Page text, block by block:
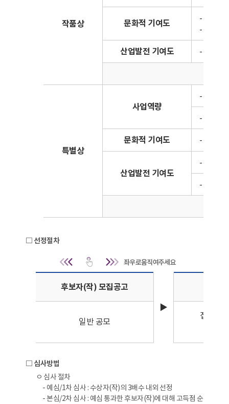
작품상 문화적 기여도
- 국내외
- (흥행
산업발전 기여도 - 국내외
특별상
사업역량
- 기획,
- 신규
문화적 기여도 - 기획한
산업발전 기여도
- 산업
- 산업
□ 선정절차
선정절차 | 선정절
후보자(작) 모집공고
▶
일반 공모
접수자(
□ 심사방법
ㅇ 심사 절차
- 예심/1차 심사 : 수상자(작)의 3배수 내외 선정
- 본심/2차 심사 : 예심 통과한 후보자(작)에 대해 고득점 순